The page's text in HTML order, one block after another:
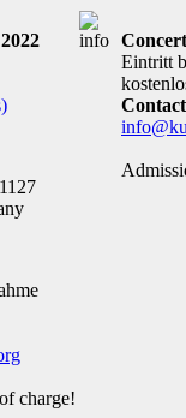
Concert
Eintritt
charge!